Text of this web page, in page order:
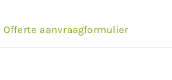
Offerte aanvraagformulier